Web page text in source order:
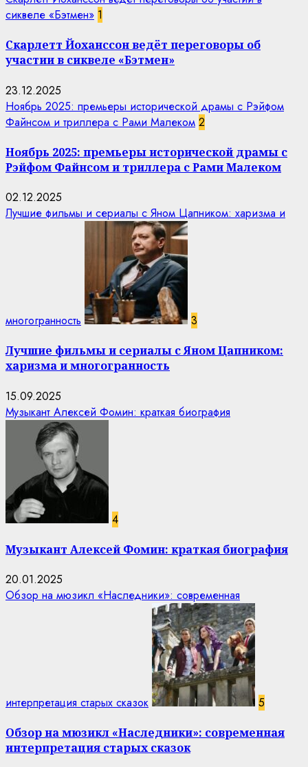
сиквеле «Бэтмен» 1
Скарлетт Йоханссон ведёт переговоры об
участии в сиквеле «Бэтмен»
23.12.2025
Ноябрь 2025: премьеры исторической драмы с Рэйфом
Файнсом и триллера с Рами Малеком 2
Ноябрь 2025: премьеры исторической драмы с
Рэйфом Файнсом и триллера с Рами Малеком
02.12.2025
Лучшие фильмы и сериалы с Яном Цапником: харизма и
многогранность 3
Лучшие фильмы и сериалы с Яном Цапником:
харизма и многогранность
15.09.2025
Музыкант Алексей Фомин: краткая биография
4
Музыкант Алексей Фомин: краткая биография
20.01.2025
Обзор на мюзикл «Наследники»: современная
интерпретация старых сказок 5
Обзор на мюзикл «Наследники»: современная
интерпретация старых сказок